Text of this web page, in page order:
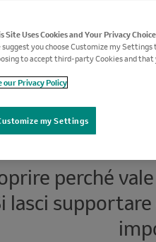
di tutti i
perché
lasci
Site Uses Cookies and Your Privacy
suggest you choose Customize my
to accept third-party Cookies and that
our Privacy Policy
my Settings